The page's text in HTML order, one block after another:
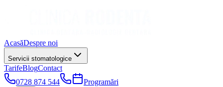
AcasăDespre noi
Servicii stomatologice
TarifeBlogContact
0728 874 544
Programări